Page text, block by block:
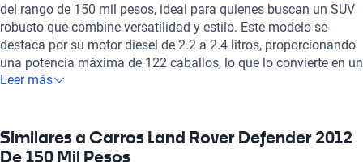
del rango de 150 mil pesos, ideal para quienes buscan un SUV
robusto que combine versatilidad y estilo. Este modelo se
destaca por su motor diesel de 2.2 a 2.4 litros, proporcionando
una potencia máxima de 122 caballos, lo que lo convierte en un
vehículo capaz de enfrentar cualquier terreno. Con una
aventura como el confort. Con capacidad para 4 a 7 pasajeros
y asientos de cuero, el Land Rover Defender asegura el máximo
Leer más
Similares a Carros Land Rover Defender 2012
De 150 Mil Pesos